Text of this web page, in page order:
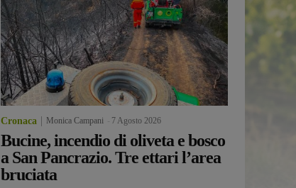
Cronaca Monica Campani 7 Agosto 2026
Bucine, incendio di oliveta e bosco
a San Pancrazio. Tre ettari l’area
bruciata